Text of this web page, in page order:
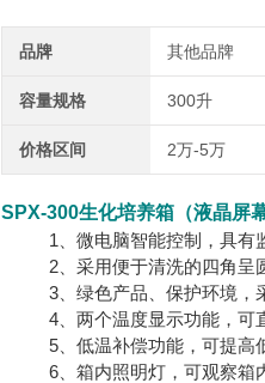
品牌 其他品牌
容量规格 300升
价格区间 2万-5万
SPX-300生化培养箱（液晶屏
1、微电脑智能控制，具有监
2、采用便于清洗的四角呈圆
3、绿色产品、保护环境，
4、两个温度显示功能，可直
5、低温补偿功能，可提高
6、箱内照明灯，可观察箱